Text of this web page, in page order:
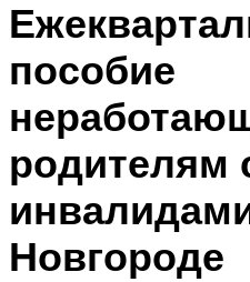
пособие
родителям
Новгороде